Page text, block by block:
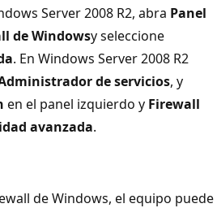
Server 2008 R2, abra Panel
de Windowsy seleccione
. En Windows Server 2008 R2
de servicios, y
en el panel izquierdo y Firewall
avanzada.
de Windows, el equipo puede